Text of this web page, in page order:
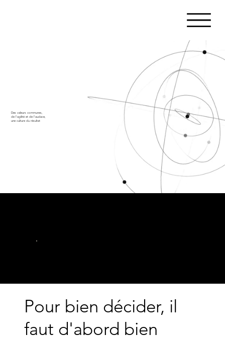
Des valeurs communes,
de l'agilité et de l'audace,
une culture du résultat
Pour bien décider, il
faut d'abord bien